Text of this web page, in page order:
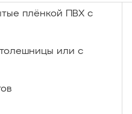
плёнкой ПВХ с
или с